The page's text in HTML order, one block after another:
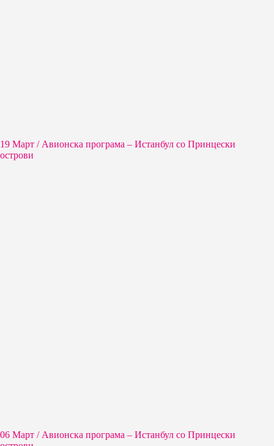
19 Март / Aвионска програма – Истанбул со Принцески
острови
06 Март / Aвионска програма – Истанбул со Принцески